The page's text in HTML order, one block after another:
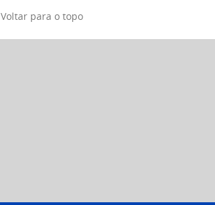
Voltar para o topo